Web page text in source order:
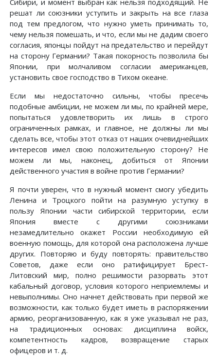
Сибири, и момент выбран как нельзя подходящий. Не
решат ли союзники уступить и закрыть на все глаза
под тем предлогом, что нужно уметь принимать то,
чему нельзя помешать, и что, если мы не дадим своего
согласия, японцы пойдут на предательство и перейдут
на сторону Германии? Такая покорность позволила бы
Японии, при молчаливом согласии американцев,
установить свое господство в Тихом океане.
Если мы недостаточно сильны, чтобы пресечь
подобные амбиции, не можем ли мы, по крайней мере,
попытаться удовлетворить их лишь в строго
ограниченных рамках, и главное, не должны ли мы
сделать все, чтобы этот отказ от наших очевиднейших
интересов имел свою положительную сторону? Не
можем ли мы, наконец, добиться от Японии
действенного участия в войне против Германии?
Я почти уверен, что в нужный момент смогу убедить
Ленина и Троцкого пойти на разумную уступку в
пользу Японии части сибирской территории, если
Япония вместе с другими союзниками
незамедлительно окажет России необходимую ей
военную помощь, для которой она расположена лучше
других. Повторяю и буду повторять: правительство
Советов, даже если оно ратифицирует Брест-
Литовский мир, полно решимости разорвать этот
кабальный договор, условия которого неприемлемы и
невыполнимы. Оно начнет действовать при первой же
возможности, как только будет иметь в распоряжении
армию, реорганизованную, как я уже указывал не раз,
на традиционных основах: дисциплина войск,
компетентность кадров, возвращение старых
офицеров и т. д.